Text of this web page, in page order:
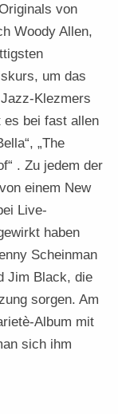
von
Woody Allen,
um das
Klezmers
es bei fast allen
„The
. Zu jedem der
einem New
Live-
haben
Scheinman
Jim Black, die
sorgen. Am
Album mit
sich ihm